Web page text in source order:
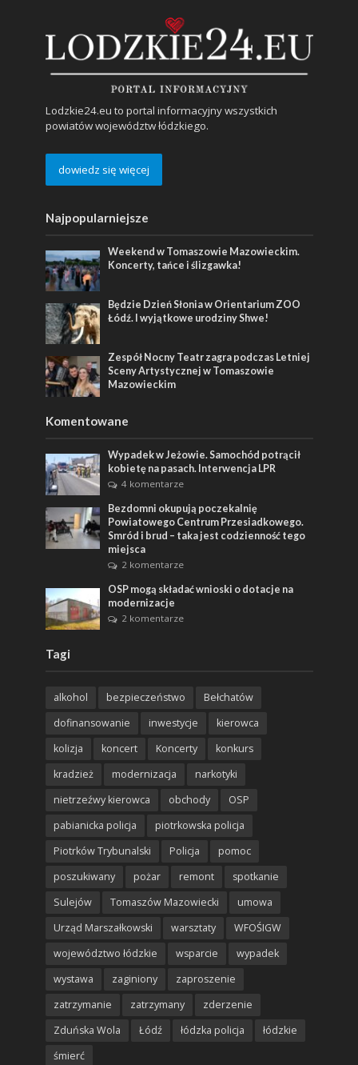
Lodzkie24.eu to portal informacyjny wszystkich
powiatów województw łódzkiego.
dowiedz się więcej
Najpopularniejsze
Weekend w Tomaszowie Mazowieckim.
Koncerty, tańce i ślizgawka!
Będzie Dzień Słonia w Orientarium ZOO
Łódź. I wyjątkowe urodziny Shwe!
Zespół Nocny Teatr zagra podczas Letniej
Sceny Artystycznej w Tomaszowie
Mazowieckim
Komentowane
Wypadek w Jeżowie. Samochód potrącił
kobietę na pasach. Interwencja LPR
4 komentarze
Bezdomni okupują poczekalnię
Powiatowego Centrum Przesiadkowego.
Smród i brud – taka jest codzienność tego
miejsca
2 komentarze
OSP mogą składać wnioski o dotacje na
modernizacje
2 komentarze
Tagi
alkohol bezpieczeństwo
Bełchatów
dofinansowanie
inwestycje
kierowca
kolizja
koncert Koncerty
konkurs
kradzież
modernizacja
narkotyki
nietrzeźwy kierowca
obchody
OSP
pabianicka policja
piotrkowska policja
Piotrków Trybunalski
Policja
pomoc
poszukiwany
pożar remont
spotkanie
Sulejów
Tomaszów Mazowiecki
umowa
Urząd Marszałkowski
warsztaty
WFOŚIGW
województwo łódzkie
wsparcie
wypadek
wystawa
zaginiony
zaproszenie
zatrzymanie
zatrzymany
zderzenie
Zduńska Wola
Łódź łódzka policja
łódzkie
śmierć